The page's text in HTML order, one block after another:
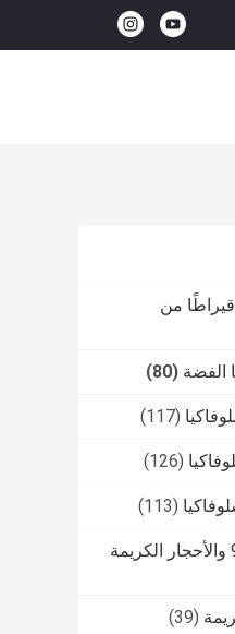
قلادة من الذهب عيار 18 قيراطًا من
(80)
(117)
(126)
(113)
(39)